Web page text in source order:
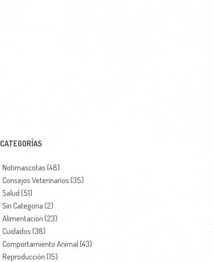
CATEGORÍAS
Notimascotas (48)
Consejos Veterinarios (35)
Salud (51)
Sin Categoria (2)
Alimentación (23)
Cuidados (38)
Comportamiento Animal (43)
Reproducción (15)